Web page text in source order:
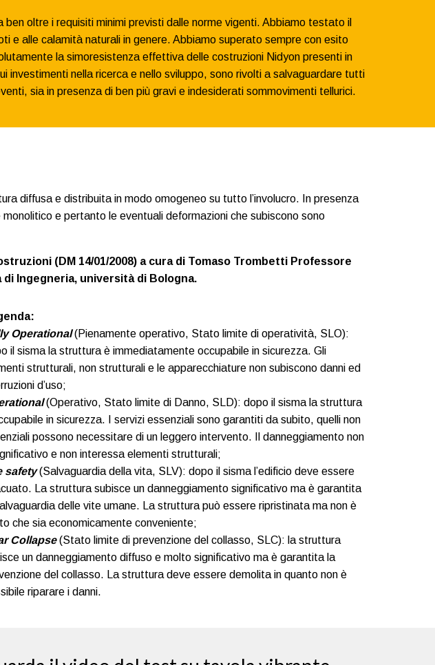
oltre i requisiti minimi previsti dalle norme vigenti. Abbiamo testato il
e alle calamità naturali in genere. Abbiamo superato sempre con esito
la simoresistenza effettiva delle costruzioni Nidyon presenti in
investimenti nella ricerca e nello sviluppo, sono rivolti a salvaguardare tutti
sia in presenza di ben più gravi e indesiderati sommovimenti tellurici.
diffusa e distribuita in modo omogeneo su tutto l’involucro. In presenza
e pertanto le eventuali deformazioni che subiscono sono
(DM 14/01/2008) a cura di Tomaso Trombetti Professore
Ingegneria, università di Bologna.
Operational(Pienamente operativo, Stato limite di operatività, SLO):
il sisma la struttura è immediatamente occupabile in sicurezza. Gli
strutturali, non strutturali e le apparecchiature non subiscono danni ed
d’uso;
(Operativo, Stato limite di Danno, SLD): dopo il sisma la struttura
in sicurezza. I servizi essenziali sono garantiti da subito, quelli non
possono necessitare di un leggero intervento. Il danneggiamento non
e non interessa elementi strutturali;
safety(Salvaguardia della vita, SLV): dopo il sisma l’edificio deve essere
La struttura subisce un danneggiamento significativo ma è garantita
delle vite umane. La struttura può essere ripristinata ma non è
che sia economicamente conveniente;
Collapse(Stato limite di prevenzione del collasso, SLC): la struttura
un danneggiamento diffuso e molto significativo ma è garantita la
del collasso. La struttura deve essere demolita in quanto non è
riparare i danni.